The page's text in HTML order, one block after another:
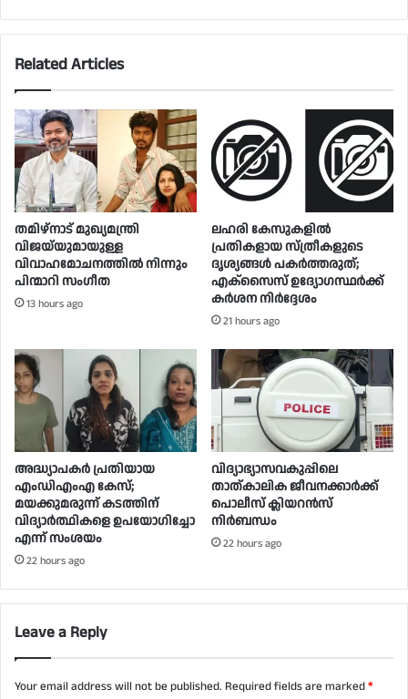
Related Articles
തമിഴ്നാട് മുഖ്യമന്ത്രി
വിജയ്‌യുമായുള്ള
വിവാഹമോചനത്തിൽ നിന്നും
പിന്മാറി സം​ഗീത
13 hours ago
ലഹരി കേസുകളിൽ
പ്രതികളായ സ്ത്രീകളുടെ
ദൃശ്യങ്ങൾ പകർത്തരുത്;
എക്‌സൈസ് ഉദ്യോഗസ്ഥർക്ക്
കർശന നിർദ്ദേശം
21 hours ago
അദ്ധ്യാപകർ പ്രതിയായ
എംഡിഎംഎ കേസ്;
മയക്കുമരുന്ന് കടത്തിന്
വിദ്യാർത്ഥികളെ ഉപയോ​ഗിച്ചോ
എന്ന് സംശയം
22 hours ago
വിദ്യാഭ്യാസവകുപ്പിലെ
താത്കാലിക ജീവനക്കാർക്ക്
പൊലീസ് ക്ലിയറൻസ്
നിർബന്ധം
22 hours ago
Leave a Reply
Your email address will not be published. Required fields are marked*